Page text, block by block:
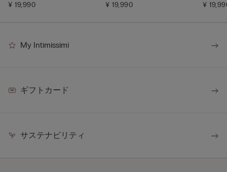
¥ 19,990
¥ 19,990
¥
My Intimissimi
ギフトカード
サステナビリティ